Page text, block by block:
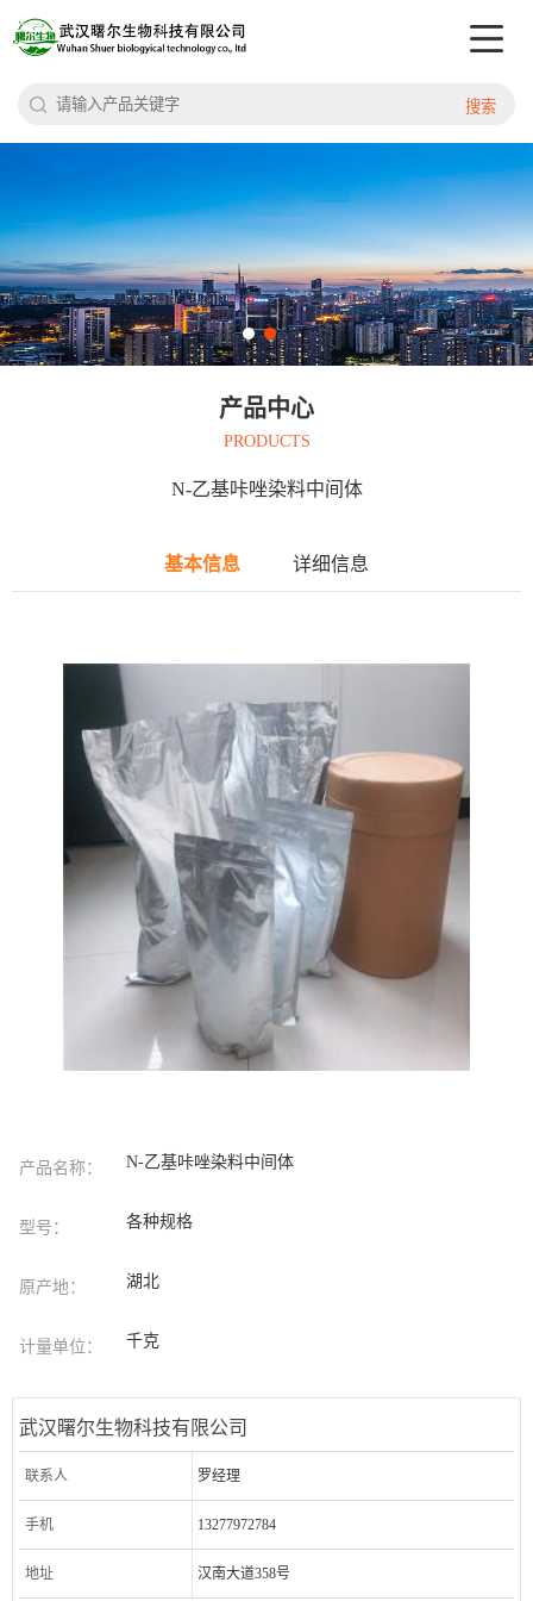
搜索
产品中心
PRODUCTS
N-乙基咔唑染料中间体
基本信息 详细信息
产品名称： N-乙基咔唑染料中间体
型号： 各种规格
原产地： 湖北
计量单位： 千克
武汉曙尔生物科技有限公司
联系人 罗经理
手机 13277972784
地址 汉南大道358号